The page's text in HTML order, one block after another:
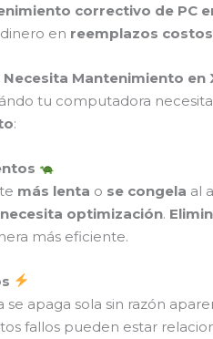
correctivo de PC
en reemplazos
Necesita Mantenimiento en
tu computadora
:
más lenta o se congela al
optimización.
más eficiente.
apaga sola sin razón
fallos pueden estar